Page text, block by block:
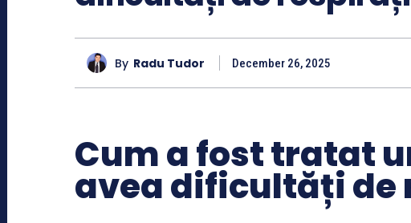
By Radu Tudor December 26, 2025
Cum a fost tratat
avea dificultăți de